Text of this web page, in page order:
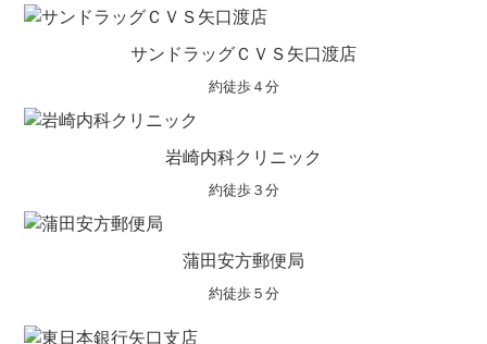
サンドラッグＣＶＳ矢口渡店
約徒歩４分
岩崎内科クリニック
約徒歩３分
蒲田安方郵便局
約徒歩５分